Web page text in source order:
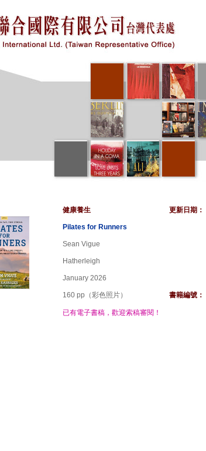
健康養生 更新日期：
Pilates for Runners
Sean Vigue
Hatherleigh
January 2026
160 pp（彩色照片） 書籍編號：
已有電子書稿，歡迎索稿審閱！